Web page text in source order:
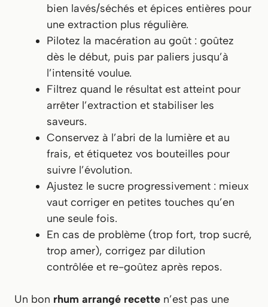
bien lavés/séchés et épices entières pour
une extraction plus régulière.
Pilotez la macération au goût : goûtez
dès le début, puis par paliers jusqu’à
l’intensité voulue.
Filtrez quand le résultat est atteint pour
arrêter l’extraction et stabiliser les
saveurs.
Conservez à l’abri de la lumière et au
frais, et étiquetez vos bouteilles pour
suivre l’évolution.
Ajustez le sucre progressivement : mieux
vaut corriger en petites touches qu’en
une seule fois.
En cas de problème (trop fort, trop sucré,
trop amer), corrigez par dilution
contrôlée et re-goûtez après repos.
Un bon rhum arrangé recette n’est pas une